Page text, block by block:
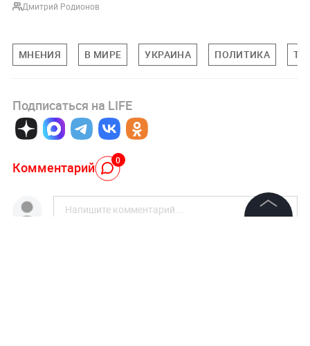
Дмитрий Родионов
МНЕНИЯ В МИРЕ УКРАИНА ПОЛИТИКА
Подписаться на LIFE
Комментарий 0